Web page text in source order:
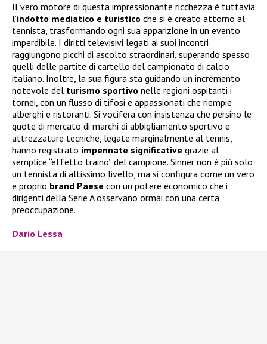
Il vero motore di questa impressionante ricchezza è tuttavia
l’indotto mediatico e turistico che si è creato attorno al
tennista, trasformando ogni sua apparizione in un evento
imperdibile. I diritti televisivi legati ai suoi incontri
raggiungono picchi di ascolto straordinari, superando spesso
quelli delle partite di cartello del campionato di calcio
italiano. Inoltre, la sua figura sta guidando un incremento
notevole del turismo sportivo nelle regioni ospitanti i
tornei, con un flusso di tifosi e appassionati che riempie
alberghi e ristoranti. Si vocifera con insistenza che persino le
quote di mercato di marchi di abbigliamento sportivo e
attrezzature tecniche, legate marginalmente al tennis,
hanno registrato impennate significative grazie al
semplice “effetto traino” del campione. Sinner non è più solo
un tennista di altissimo livello, ma si configura come un vero
e proprio brand Paese con un potere economico che i
dirigenti della Serie A osservano ormai con una certa
preoccupazione.
Dario Lessa